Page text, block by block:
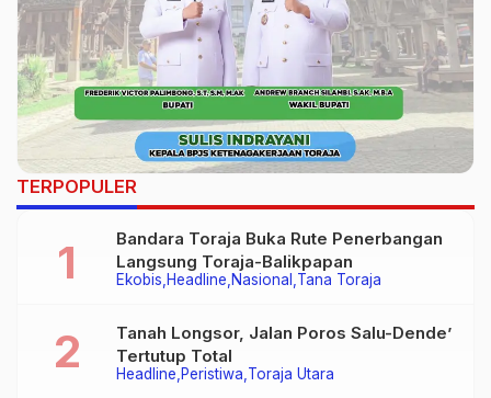
TERPOPULER
Ekobis Headline Nasional Tana Toraja
Bandara Toraja Buka Rute Penerbangan
Langsung Toraja-Balikpapan
Headline Peristiwa Toraja Utara
Tanah Longsor, Jalan Poros Salu-Dende’
Tertutup Total